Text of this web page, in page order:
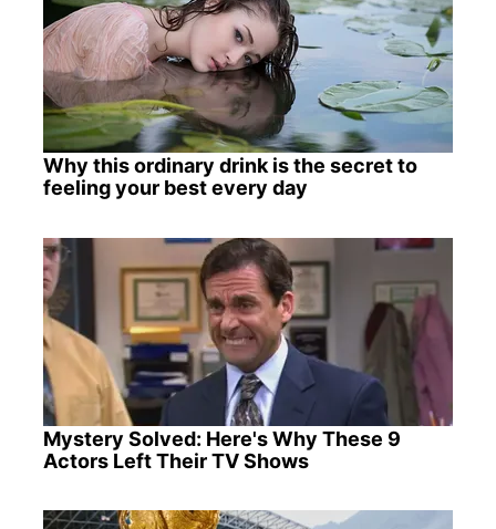
Why this ordinary drink is the secret to
feeling your best every day
Mystery Solved: Here's Why These 9
Actors Left Their TV Shows